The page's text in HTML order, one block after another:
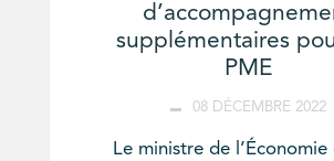
supplémentaires
PME
08 DÉCEMBRE 2022
Le ministre de l’Économie